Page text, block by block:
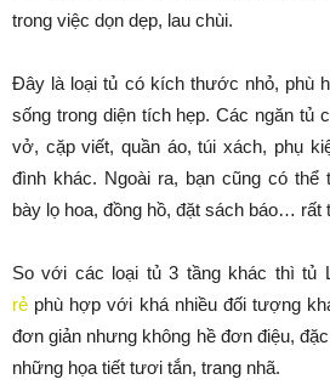
trong việc dọn dẹp, lau chùi.
Đây là loại tủ có kích thước nhỏ, phù
sống trong diện tích hẹp. Các ngăn tủ
vở, cặp viết, quần áo, túi xách, phụ
đình khác. Ngoài ra, bạn cũng có thể
bày lọ hoa, đồng hồ, đặt sách báo… rất
So với các loại tủ 3 tầng khác thì tủ
rẻ phù hợp với khá nhiều đối tượng
đơn giản nhưng không hề đơn điệu,
những họa tiết tươi tắn, trang nhã.